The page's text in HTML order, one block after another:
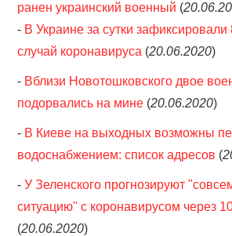
ранен украинский военный (
- В Украине за сутки
случай коронавируса (20.06.2020)
- Вблизи Новотошковского двое
подорвались на мине (20.06.2020)
- В Киеве на выходных возможны
водоснабжением: список адресов (
-У Зеленского прогнозируют
ситуацию" с коронавирусом через
(20.06.2020)